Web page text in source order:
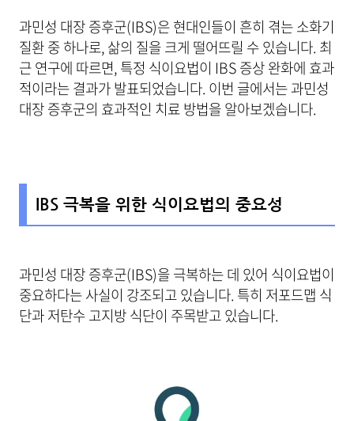
과민성 대장 증후군(IBS)은 현대인들이 흔히 겪는 소화기
질환 중 하나로, 삶의 질을 크게 떨어뜨릴 수 있습니다. 최
근 연구에 따르면, 특정 식이요법이 IBS 증상 완화에 효과
적이라는 결과가 발표되었습니다. 이번 글에서는 과민성
대장 증후군의 효과적인 치료 방법을 알아보겠습니다.
IBS 극복을 위한 식이요법의 중요성
과민성 대장 증후군(IBS)을 극복하는 데 있어 식이요법이
중요하다는 사실이 강조되고 있습니다. 특히 저포드맵 식
단과 저탄수 고지방 식단이 주목받고 있습니다.